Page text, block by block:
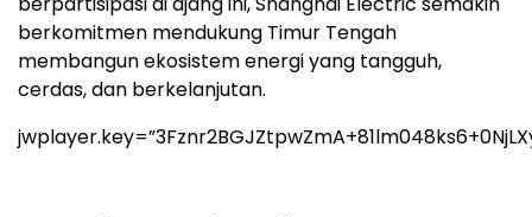
berkomitmen mendukung Timur Tengah
membangun ekosistem energi yang tangguh,
cerdas, dan berkelanjutan.